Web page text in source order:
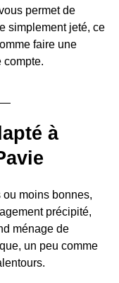
permet de
simplement jeté, ce
faire une
compte.
à
ou moins bonnes,
précipité,
ménage de
un peu comme